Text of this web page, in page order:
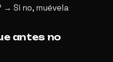
Si no, muévela
antes no